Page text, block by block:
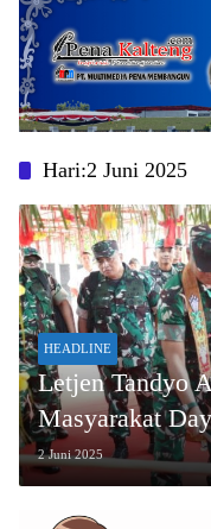
Hari:2 Juni 2025
HEADLINE
Letjen Tandyo
Masyarakat
2 Juni 2025